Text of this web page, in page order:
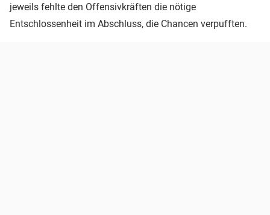
jeweils fehlte den Offensivkräften die nötige
Entschlossenheit im Abschluss, die Chancen verpufften.